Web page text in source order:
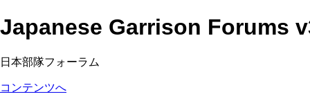
Japanese Garrison Forums
日本部隊フォーラム
コンテンツへ